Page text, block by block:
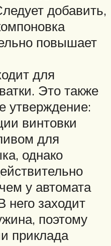
добавить,
повышает
для
Это также
утверждение:
винтовки
для
однако
у автомата
него заходит
поэтому
приклада